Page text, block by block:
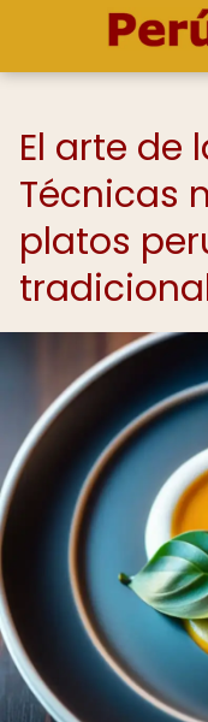
El arte de
Técnicas
platos